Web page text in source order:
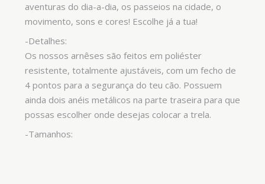
aventuras do dia-a-dia, os passeios na cidade, o
movimento, sons e cores! Escolhe já a tua!
-Detalhes:
Os nossos arnêses são feitos em poliéster
resistente, totalmente ajustáveis, com um fecho de
4 pontos para a segurança do teu cão. Possuem
ainda dois anéis metálicos na parte traseira para que
possas escolher onde desejas colocar a trela.
-Tamanhos: